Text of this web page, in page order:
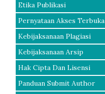
Etika Publikasi
Pernyataan Akses Terbuka
Kebijaksanaan Plagiasi
Kebijaksanaan Arsip
Hak Cipta Dan Lisensi
Panduan Submit Author